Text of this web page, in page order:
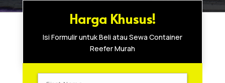
Harga Khusus!
Isi Formulir untuk Beli atau Sewa Container
Reefer Murah